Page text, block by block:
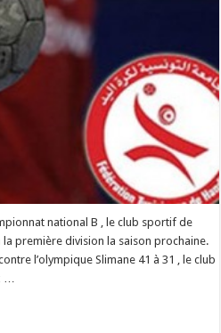
national B , le club sportif de
la première division la saison prochaine.
l’olympique Slimane 41 à 31 , le club
…